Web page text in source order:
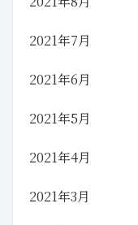
2021年7月
2021年6月
2021年5月
2021年4月
2021年3月